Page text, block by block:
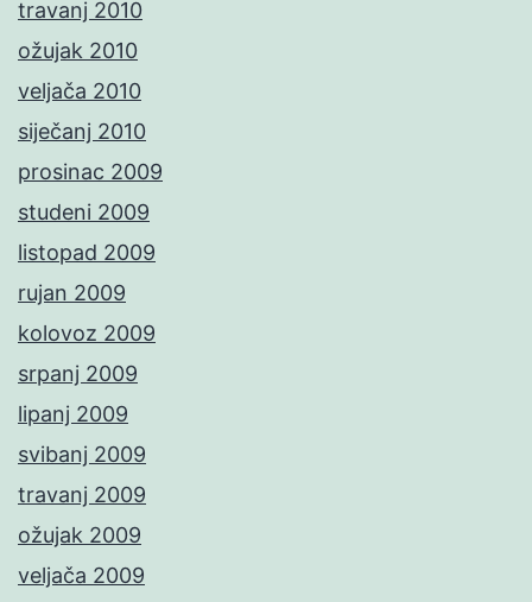
travanj 2010
ožujak 2010
veljača 2010
siječanj 2010
prosinac 2009
studeni 2009
listopad 2009
rujan 2009
kolovoz 2009
srpanj 2009
lipanj 2009
svibanj 2009
travanj 2009
ožujak 2009
veljača 2009